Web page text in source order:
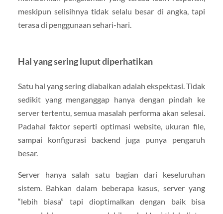
meskipun selisihnya tidak selalu besar di angka, tapi
terasa di penggunaan sehari-hari.
Hal yang sering luput diperhatikan
Satu hal yang sering diabaikan adalah ekspektasi. Tidak
sedikit yang menganggap hanya dengan pindah ke
server tertentu, semua masalah performa akan selesai.
Padahal faktor seperti optimasi website, ukuran file,
sampai konfigurasi backend juga punya pengaruh
besar.
Server hanya salah satu bagian dari keseluruhan
sistem. Bahkan dalam beberapa kasus, server yang
“lebih biasa” tapi dioptimalkan dengan baik bisa